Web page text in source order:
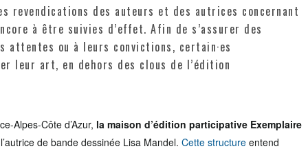
revendications des auteurs et des autrices concernant
à être suivies d’effet. Afin de s’assurer des
ou à leurs convictions, certain·es
leur art, en dehors des clous de l’édition
Alpes-Côte d’Azur, la maison d’édition participative Exemplaire
de bande dessinée Lisa Mandel. Cette structure entend